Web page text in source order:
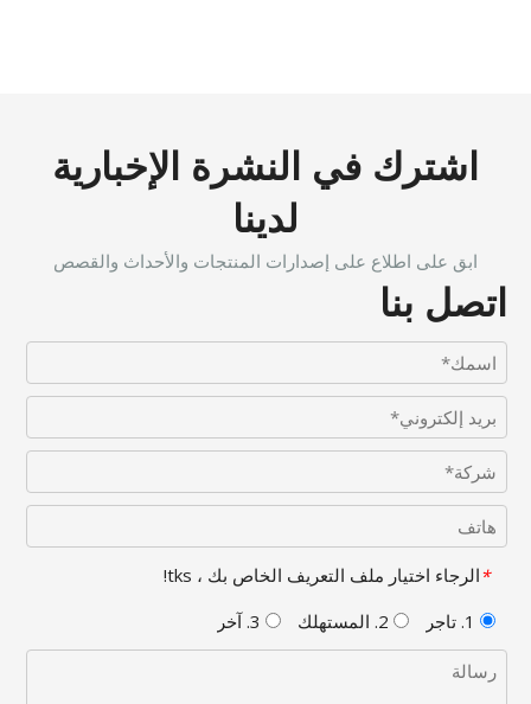
اشترك في النشرة الإخبارية
لدينا
ابق على اطلاع على إصدارات المنتجات والأحداث والقصص
اتصل بنا
*الرجاء اختيار ملف التعريف الخاص بك ، tks!